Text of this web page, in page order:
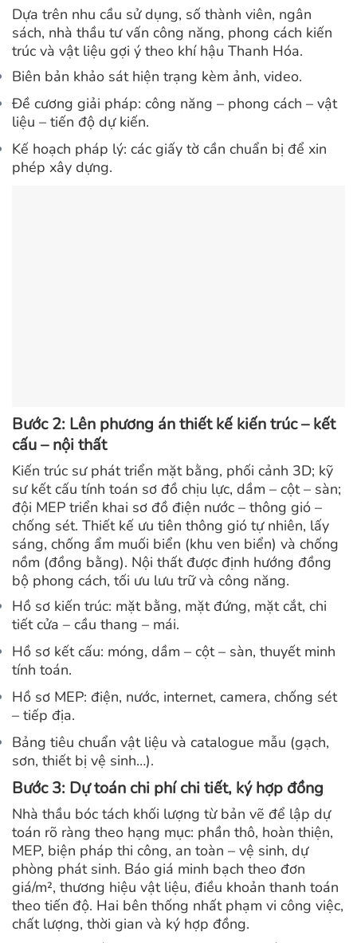
Dựa trên nhu cầu sử dụng, số thành viên, ngân
sách, nhà thầu tư vấn công năng, phong cách kiến
trúc và vật liệu gợi ý theo khí hậu Thanh Hóa.
Biên bản khảo sát hiện trạng kèm ảnh, video.
Đề cương giải pháp: công năng – phong cách – vật
liệu – tiến độ dự kiến.
Kế hoạch pháp lý: các giấy tờ cần chuẩn bị để xin
phép xây dựng.
Bước 2: Lên phương án thiết kế kiến trúc – kết
cấu – nội thất
Kiến trúc sư phát triển mặt bằng, phối cảnh 3D; kỹ
sư kết cấu tính toán sơ đồ chịu lực, dầm – cột – sàn;
đội MEP triển khai sơ đồ điện nước – thông gió –
chống sét. Thiết kế ưu tiên thông gió tự nhiên, lấy
sáng, chống ẩm muối biển (khu ven biển) và chống
nồm (đồng bằng). Nội thất được định hướng đồng
bộ phong cách, tối ưu lưu trữ và công năng.
Hồ sơ kiến trúc: mặt bằng, mặt đứng, mặt cắt, chi
tiết cửa – cầu thang – mái.
Hồ sơ kết cấu: móng, dầm – cột – sàn, thuyết minh
tính toán.
Hồ sơ MEP: điện, nước, internet, camera, chống sét
– tiếp địa.
Bảng tiêu chuẩn vật liệu và catalogue mẫu (gạch,
sơn, thiết bị vệ sinh…).
Bước 3: Dự toán chi phí chi tiết, ký hợp đồng
Nhà thầu bóc tách khối lượng từ bản vẽ để lập dự
toán rõ ràng theo hạng mục: phần thô, hoàn thiện,
MEP, biện pháp thi công, an toàn – vệ sinh, dự
phòng phát sinh. Báo giá minh bạch theo đơn
giá/m², thương hiệu vật liệu, điều khoản thanh toán
theo tiến độ. Hai bên thống nhất phạm vi công việc,
chất lượng, thời gian và ký hợp đồng.